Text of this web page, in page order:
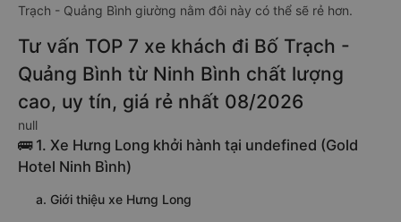
Trạch - Quảng Bình giường nằm đôi này có thể sẽ rẻ hơn.
Tư vấn TOP 7 xe khách đi Bố Trạch -
Quảng Bình từ Ninh Bình chất lượng
cao, uy tín, giá rẻ nhất 08/2026
null
🚌 1. Xe Hưng Long khởi hành tại undefined (Gold
Hotel Ninh Bình)
a. Giới thiệu xe Hưng Long